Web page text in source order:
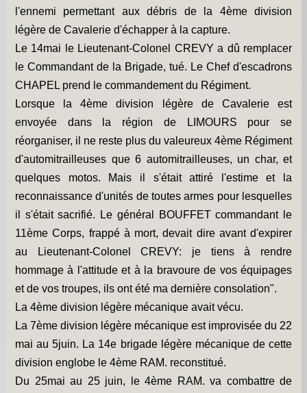
l'ennemi permettant aux débris de la 4ème division
légère de Cavalerie d'échapper à la capture.
Le 14mai le Lieutenant-Colonel CREVY a dû remplacer
le Commandant de la Brigade, tué. Le Chef d'escadrons
CHAPEL prend le commandement du Régiment.
Lorsque la 4ème division légère de Cavalerie est
envoyée dans la région de LIMOURS pour se
réorganiser, il ne reste plus du valeureux 4ème Régiment
d'automitrailleuses que 6 automitrailleuses, un char, et
quelques motos. Mais il s'était attiré l'estime et la
reconnaissance d'unités de toutes armes pour lesquelles
il s'était sacrifié. Le général BOUFFET commandant le
11ème Corps, frappé à mort, devait dire avant d'expirer
au Lieutenant-Colonel CREVY: je tiens à rendre
hommage à l'attitude et à la bravoure de vos équipages
et de vos troupes, ils ont été ma dernière consolation".
La 4ème division légère mécanique avait vécu.
La 7ème division légère mécanique est improvisée du 22
mai au 5juin. La 14e brigade légère mécanique de cette
division englobe le 4ème RAM. reconstitué.
Du 25mai au 25 juin, le 4ème RAM. va combattre de